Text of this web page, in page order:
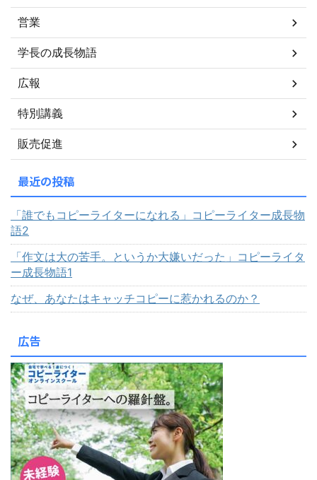
営業
学長の成長物語
広報
特別講義
販売促進
最近の投稿
「誰でもコピーライターになれる」コピーライター成長物
語2
「作文は大の苦手。というか大嫌いだった」コピーライタ
ー成長物語1
なぜ、あなたはキャッチコピーに惹かれるのか？
広告